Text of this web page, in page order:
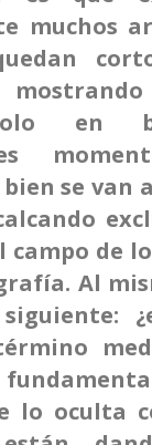
muchos
en
bien se van
campo de
Al
lo oculta